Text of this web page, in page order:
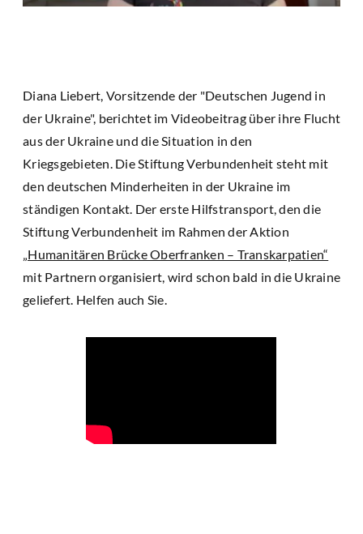
Diana Liebert, Vorsitzende der "Deutschen Jugend in
der Ukraine", berichtet im Videobeitrag über ihre Flucht
aus der Ukraine und die Situation in den
Kriegsgebieten. Die Stiftung Verbundenheit steht mit
den deutschen Minderheiten in der Ukraine im
ständigen Kontakt. Der erste Hilfstransport, den die
Stiftung Verbundenheit im Rahmen der Aktion
„Humanitären Brücke Oberfranken – Transkarpatien“
mit Partnern organisiert, wird schon bald in die Ukraine
geliefert. Helfen auch Sie.